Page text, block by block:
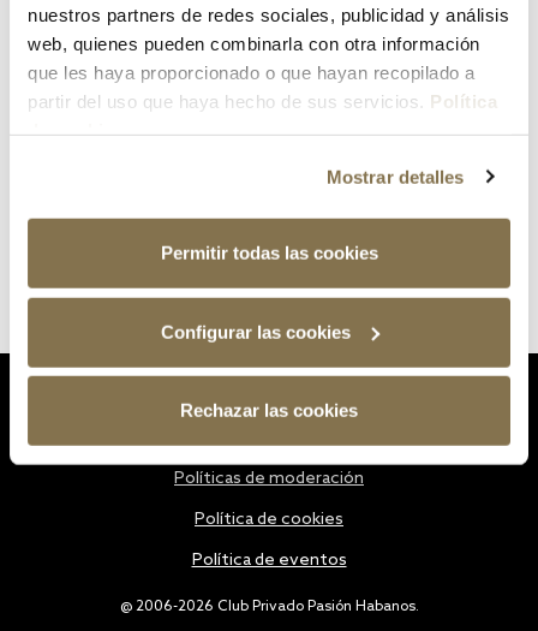
nuestros partners de redes sociales, publicidad y análisis
web, quienes pueden combinarla con otra información
que les haya proporcionado o que hayan recopilado a
partir del uso que haya hecho de sus servicios. Política
Mostrar detalles
Permitir todas las cookies
Configurar las cookies
Rechazar las cookies
¿Has olvidado tu contraseña?
@ 2006-2026 Club Privado Pasión Habanos.
Políticas de moderación
Política de cookies
Política de eventos